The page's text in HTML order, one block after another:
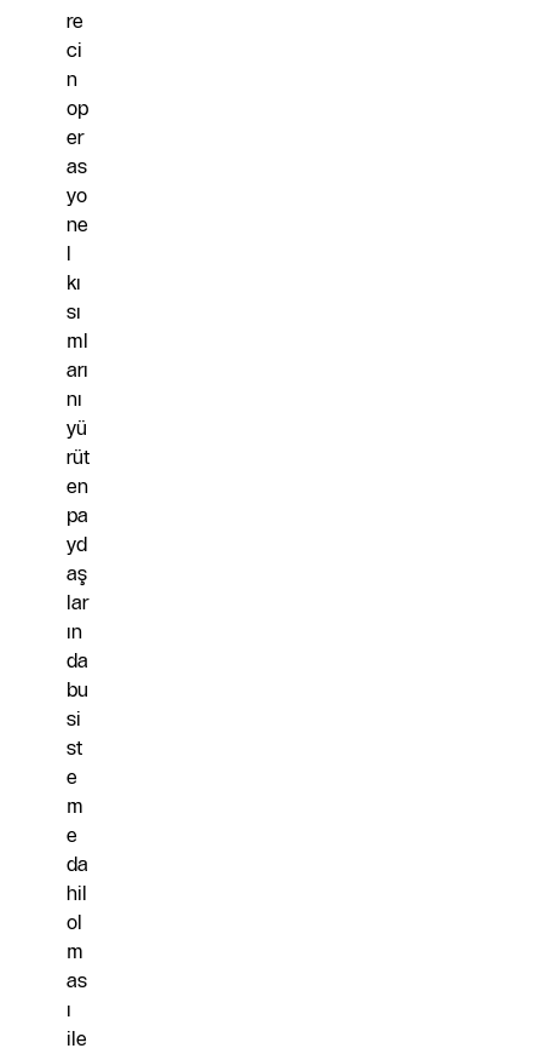
re
ci
n
op
er
as
yo
ne
l
kı
sı
ml
arı
nı
yü
rüt
en
pa
yd
aş
lar
ın
da
bu
si
st
e
m
e
da
hil
ol
m
as
ı
ile